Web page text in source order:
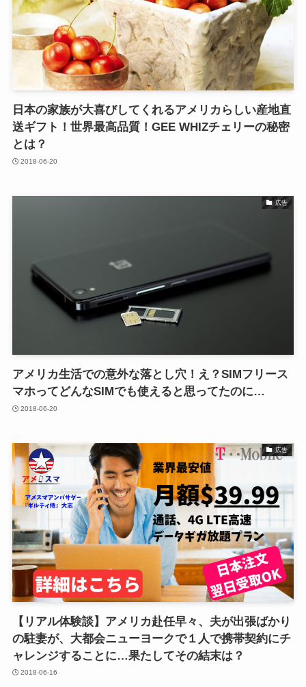
日本の家族が大喜びしてくれるアメリカらしい産地直
送ギフト！世界最高品質！GEE WHIZチェリーの秘密
とは？
2018-06-20
広告
アメリカ生活での意外な落とし穴！え？SIMフリース
マホってどんなSIMでも使えると思ってたのに…
2018-06-20
広告
【リアル体験談】アメリカ赴任早々、夫が出張ばかり
の駐妻が、大都会ニューヨークで１人で携帯契約にチ
ャレンジすることに…果たしてその結末は？
2018-06-16